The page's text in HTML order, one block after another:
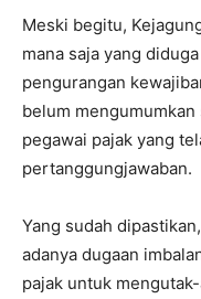
Meski begitu,
mana saja yang
pengurangan
belum
pegawai pajak yang
pertanggungjawaban.​
Yang sudah
adanya dugaan
pajak untuk